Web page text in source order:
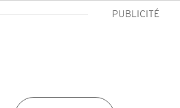
PUBLICITÉ